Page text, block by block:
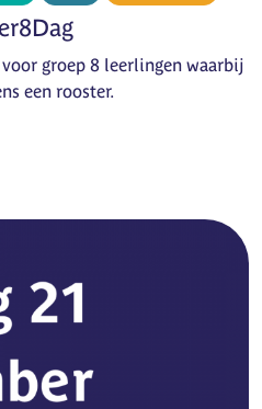
groep 8 leerlingen waarbij
een rooster.